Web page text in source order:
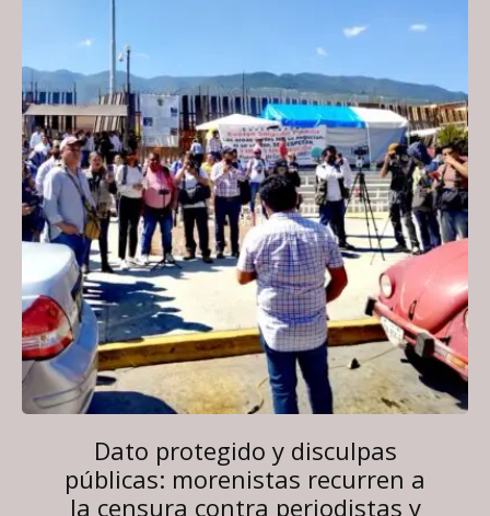
Dato protegido y disculpas
públicas: morenistas recurren a
la censura contra periodistas y